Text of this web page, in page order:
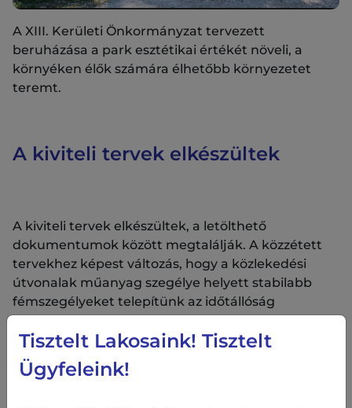
A XIII. Kerületi Önkormányzat tervezett
beruházása a park esztétikai értékét növeli, a
környéken élők számára élhetőbb környezetet
teremt.
A kiviteli tervek elkészültek
A kiviteli tervek elkészültek, a letölthető
dokumentumok között megtalálják. A közzétett
tervekhez képest változás, hogy a közlekedési
útvonalak műanyag szegélye helyett stabilabb
fémszegélyeket telepítünk az időtállóság
érdekében.
A kivitelezést ősz elején tervezzük megkezdeni.
Tisztelt Lakosaink! Tisztelt
Ügyfeleink!